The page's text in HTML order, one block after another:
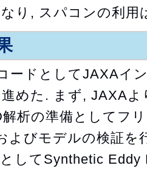
り, スパコンの利用
ードとしてJAXAイ
めた. まず, JAXA
析の準備としてフ
よびモデルの検証を
してSynthetic Eddy